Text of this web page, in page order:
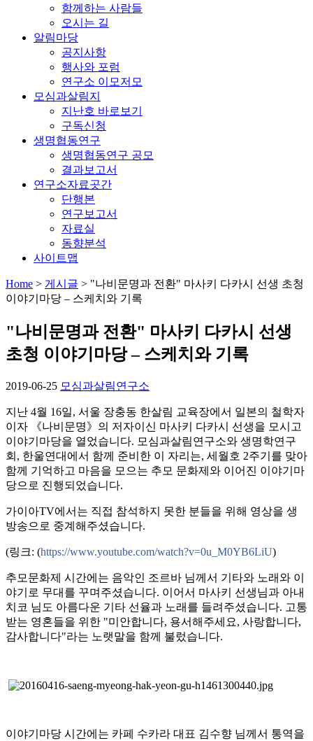
함께하는 사람들
오시는 길
알림마당
공지사항
행사와 포럼
연구소 이모저모
모심과살림지
지난호 바로보기
구독신청
생명협동연구
생명협동연구 공모
결과보고서
연구소자료곳간
단행본
연구보고서
자료실
동향분석
사이트맵
Home > 게시글 > "나비문명과 전환" 마사키 다카시 선생 초청
이야기마당 – 스케치와 기록
"나비문명과 전환" 마사키 다카시 선생
초청 이야기마당 – 스케치와 기록
2019-06-25 모심과살림연구소
지난 4월 16일, 서울 장충동 한살림 교육장에서 일본의 철학자
이자 《나비문명》의 저자이신 마사키 다카시 선생을 모시고
이야기마당을 열었습니다. 모심과살림연구소와 생명학연구
회, 한울연대에서 함께 준비한 이 자리는, 세월호 2주기를 맞아
함께 기억하고 마음을 모으는 추모 문화제와 이어진 이야기마
당으로 진행되었습니다.
가이아TV에서는 직접 참석하지 못한 분들을 위해 영상을 생
방송으로 중계해주셨습니다.
(링크: (https://www.youtube.com/watch?v=0u_M0YB6LiU)
추모문화제 시간에는 음악인 조르바 님께서 기타와 노래와 이
야기로 무대를 꾸며주셨습니다. 이어서 마사키 선생님과 아내
치코 님도 아름다운 기타 선율과 노래를 들려주셨습니다. 고통
받는 영혼들을 위한 "미안합니다, 용서해주세요, 사랑합니다,
감사합니다"라는 노랫말을 함께 불렀습니다.
이야기마당 시간에는 카페 수카라 대표 김수향 님께서 통역을